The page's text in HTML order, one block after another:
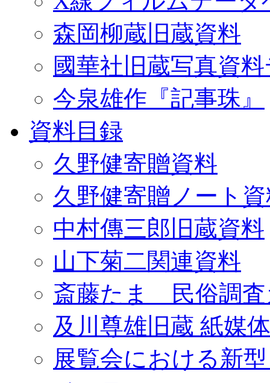
森岡柳蔵旧蔵資料
國華社旧蔵写真資
今泉雄作『記事珠』
資料目録
久野健寄贈資料
久野健寄贈ノート
中村傳三郎旧蔵資料
山下菊二関連資料
斎藤たま 民俗調査
及川尊雄旧蔵 紙媒
展覧会における新